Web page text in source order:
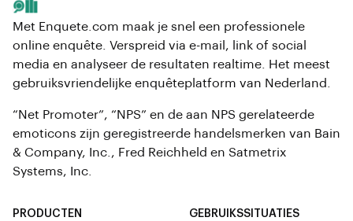
Met Enquete.com maak je snel een professionele
online enquête. Verspreid via e-mail, link of social
media en analyseer de resultaten realtime. Het meest
gebruiksvriendelijke enquêteplatform van Nederland.
“Net Promoter”, “NPS” en de aan NPS gerelateerde
emoticons zijn geregistreerde handelsmerken van Bain
& Company, Inc., Fred Reichheld en Satmetrix
Systems, Inc.
PRODUCTEN GEBRUIKSSITUATIES